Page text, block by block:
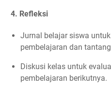
4. Refleksi
Jurnal belajar siswa
pembelajaran dan
Diskusi kelas untuk
pembelajaran berikutnya.